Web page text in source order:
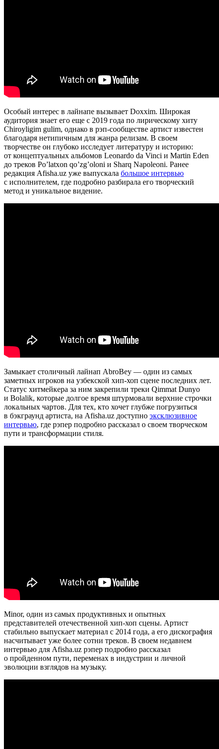
Особый интерес в лайнапе вызывает Doxxim. Широкая
аудитория знает его еще с 2019 года по лирическому хиту
Chiroyligim gulim, однако в рэп-сообществе артист известен
благодаря нетипичным для жанра релизам. В своем
творчестве он глубоко исследует литературу и историю:
от концептуальных альбомов Leonardo da Vinci и Martin Eden
до треков Po’latxon qo’zg’oloni и Sharq Napoleoni. Ранее
редакция Afisha.uz уже выпускала большое интервью
с исполнителем, где подробно разбирала его творческий
метод и уникальное видение.
Замыкает столичный лайнап AbroBey — один из самых
заметных игроков на узбекской хип-хоп сцене последних лет.
Статус хитмейкера за ним закрепили треки Qimmat Dunyo
и Bolalik, которые долгое время штурмовали верхние строчки
локальных чартов. Для тех, кто хочет глубже погрузиться
в бэкграунд артиста, на Afisha.uz доступно эксклюзивное
интервью, где рэпер подробно рассказал о своем творческом
пути и трансформации стиля.
Minor, один из самых продуктивных и опытных
представителей отечественной хип-хоп сцены. Артист
стабильно выпускает материал с 2014 года, а его дискография
насчитывает уже более сотни треков. В своем недавнем
интервью для Afisha.uz рэпер подробно рассказал
о пройденном пути, переменах в индустрии и личной
эволюции взглядов на музыку.